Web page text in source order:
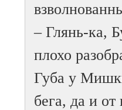
– Глянь-ка,
плохо
Губа у
бега, да и